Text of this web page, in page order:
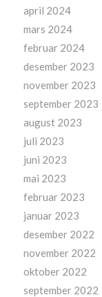
april 2024
mars 2024
februar 2024
desember 2023
november 2023
september 2023
august 2023
juli 2023
juni 2023
mai 2023
februar 2023
januar 2023
desember 2022
november 2022
oktober 2022
september 2022